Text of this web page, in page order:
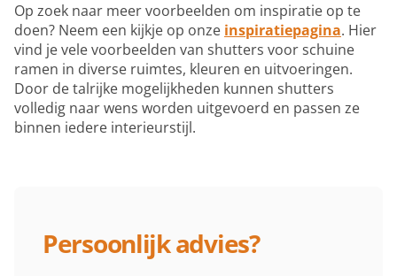
Op zoek naar meer voorbeelden om inspiratie op te
doen? Neem een kijkje op onze inspiratiepagina. Hier
vind je vele voorbeelden van shutters voor schuine
ramen in diverse ruimtes, kleuren en uitvoeringen.
Door de talrijke mogelijkheden kunnen shutters
volledig naar wens worden uitgevoerd en passen ze
binnen iedere interieurstijl.
Persoonlijk advies?